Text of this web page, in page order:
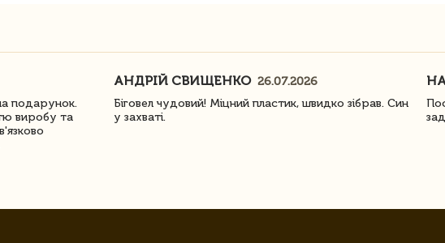
подарунок.
виробу та
АНДРІЙ СВИЩЕНКО 26.07.2026
Біговел чудовий! Міцний пластик, швидко зібрав. Син
у захваті.